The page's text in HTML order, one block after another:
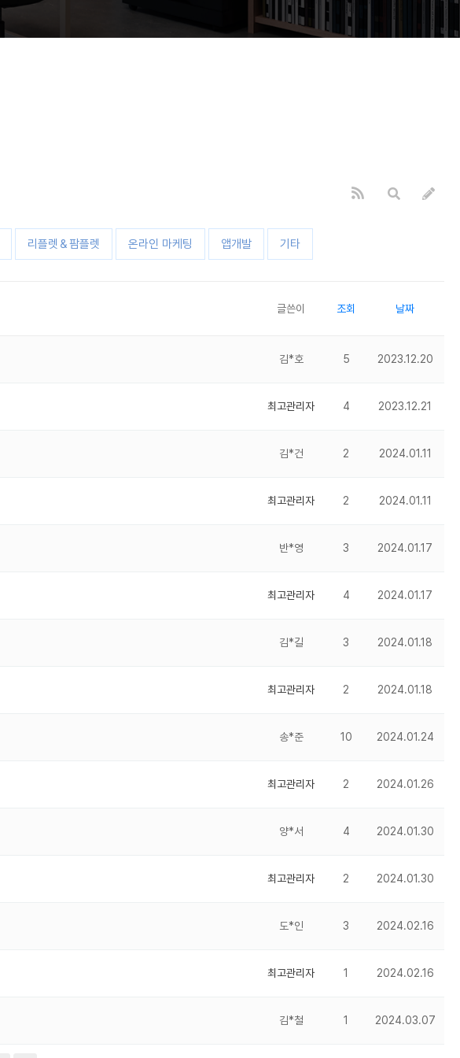
리플렛＆팜플렛 온라인 마케팅 앱개발 기타
글쓴이 조회 날짜
김*호 5 2023.12.20
최고관리자 4 2023.12.21
김*건 2 2024.01.11
최고관리자 2 2024.01.11
반*영 3 2024.01.17
최고관리자 4 2024.01.17
김*길 3 2024.01.18
최고관리자 2 2024.01.18
송*준 10 2024.01.24
최고관리자 2 2024.01.26
양*서 4 2024.01.30
최고관리자 2 2024.01.30
도*인 3 2024.02.16
최고관리자 1 2024.02.16
김*철 1 2024.03.07